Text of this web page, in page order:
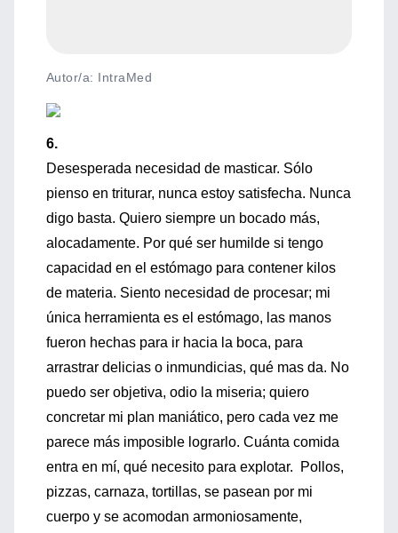
Autor/a: IntraMed
6.
Desesperada necesidad de masticar. Sólo
pienso en triturar, nunca estoy satisfecha. Nunca
digo basta. Quiero siempre un bocado más,
alocadamente. Por qué ser humilde si tengo
capacidad en el estómago para contener kilos
de materia. Siento necesidad de procesar; mi
única herramienta es el estómago, las manos
fueron hechas para ir hacia la boca, para
arrastrar delicias o inmundicias, qué mas da. No
puedo ser objetiva, odio la miseria; quiero
concretar mi plan maniático, pero cada vez me
parece más imposible lograrlo. Cuánta comida
entra en mí, qué necesito para explotar. Pollos,
pizzas, carnaza, tortillas, se pasean por mi
cuerpo y se acomodan armoniosamente,